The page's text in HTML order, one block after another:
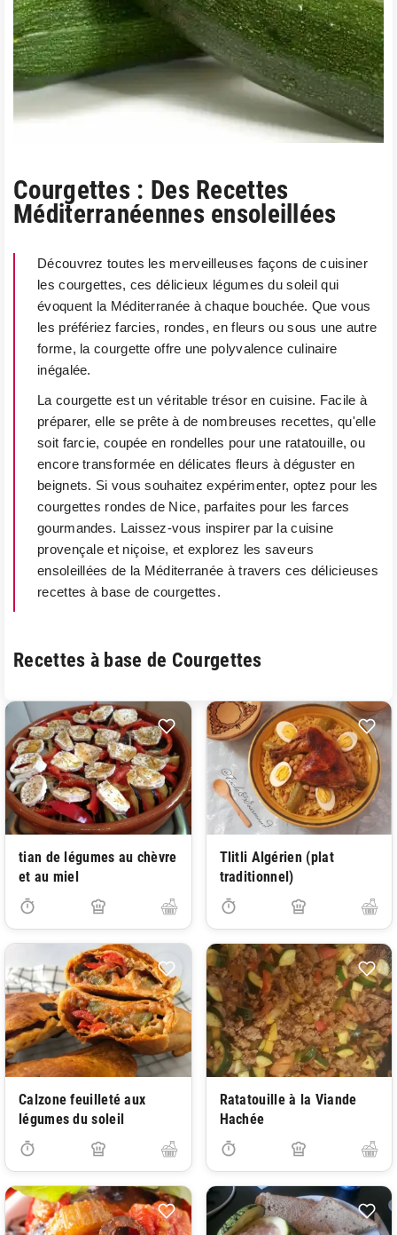
Courgettes : Des Recettes
Méditerranéennes ensoleillées
Découvrez toutes les merveilleuses façons de cuisiner
les courgettes, ces délicieux légumes du soleil qui
évoquent la Méditerranée à chaque bouchée. Que vous
les préfériez farcies, rondes, en fleurs ou sous une autre
forme, la courgette offre une polyvalence culinaire
inégalée.
La courgette est un véritable trésor en cuisine. Facile à
préparer, elle se prête à de nombreuses recettes, qu'elle
soit farcie, coupée en rondelles pour une ratatouille, ou
encore transformée en délicates fleurs à déguster en
beignets. Si vous souhaitez expérimenter, optez pour les
courgettes rondes de Nice, parfaites pour les farces
gourmandes. Laissez-vous inspirer par la cuisine
provençale et niçoise, et explorez les saveurs
ensoleillées de la Méditerranée à travers ces délicieuses
recettes à base de courgettes.
Recettes à base de Courgettes
tian de légumes au chèvre
et au miel
Tlitli Algérien (plat
traditionnel)
Calzone feuilleté aux
légumes du soleil
Ratatouille à la Viande
Hachée